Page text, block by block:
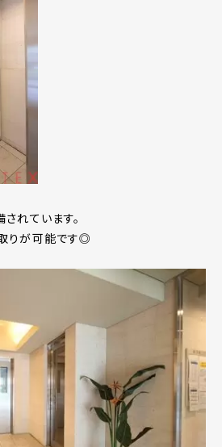
れています。
りが可能です◎